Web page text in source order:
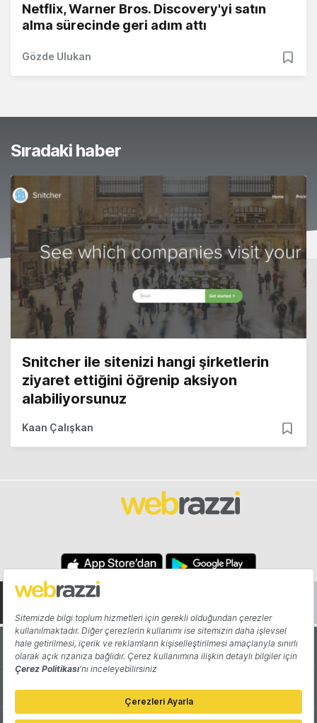
Netflix, Warner Bros. Discovery'yi satın
alma sürecinde geri adım attı
Gözde Ulukan
Sıradaki haber
Snitcher ile sitenizi hangi şirketlerin
ziyaret ettiğini öğrenip aksiyon
alabiliyorsunuz
Kaan Çalışkan
Hakkında Yazarlar
Katkıda Bulun Reklam